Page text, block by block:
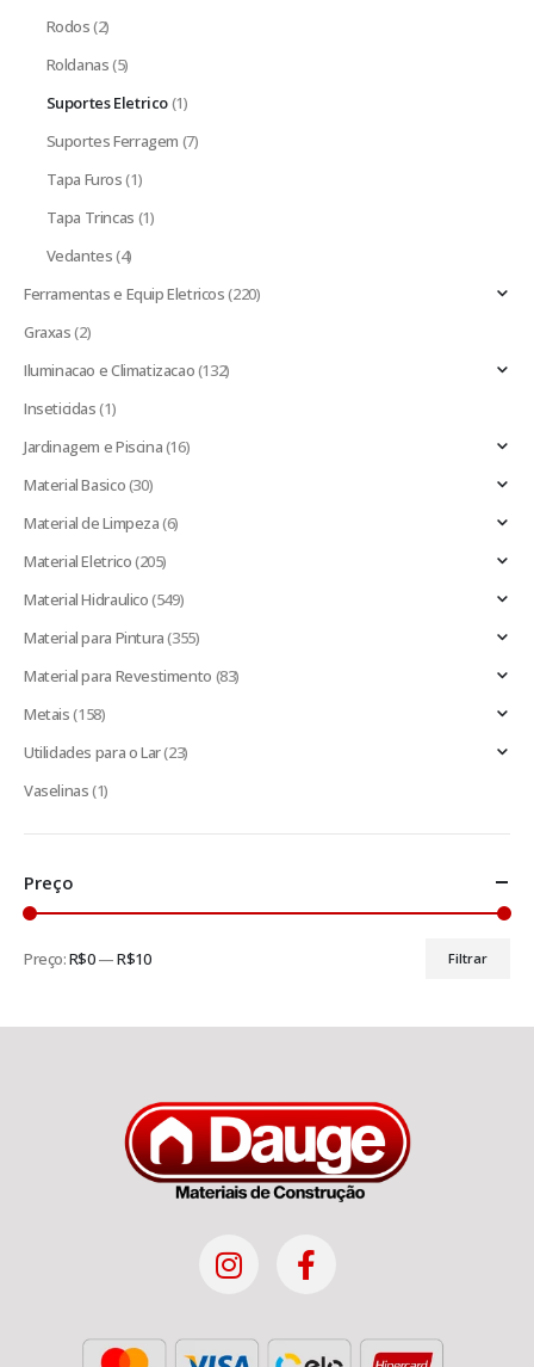
Rodos(2)
Roldanas(5)
Suportes Eletrico(1)
Suportes Ferragem (7)
Tapa Furos(1)
Tapa Trincas (1)
Vedantes(4)
Ferramentas e Equip Eletricos(220)
Graxas(2)
Iluminacao e Climatizacao(132)
Inseticidas(1)
Jardinagem e Piscina(16)
Material Basico(30)
Material de Limpeza(6)
Material Eletrico(205)
Material Hidraulico(549)
Material para Pintura(355)
Material para Revestimento (83)
Metais(158)
Utilidades para o Lar(23)
Vaselinas(1)
Preço
Filtrar
Preço:R$0—R$10